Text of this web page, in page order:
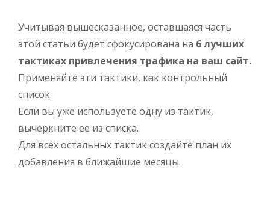
Учитывая вышесказанное, оставшаяся часть
этой статьи будет сфокусирована на 6 лучших
тактиках привлечения трафика на ваш сайт.
Применяйте эти тактики, как контрольный
список.
Если вы уже используете одну из тактик,
вычеркните ее из списка.
Для всех остальных тактик создайте план их
добавления в ближайшие месяцы.